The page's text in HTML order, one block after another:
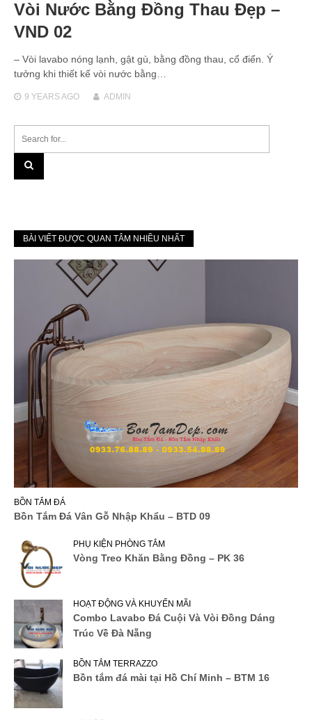
Vòi Nước Bằng Đồng Thau Đẹp –
VND 02
– Vòi lavabo nóng lạnh, gật gù, bằng đồng thau, cổ điển. Ý
tưởng khi thiết kế vòi nước bằng…
9 YEARSAGO ADMIN
BÀI VIẾT ĐƯỢC QUAN TÂM NHIỀU NHẤT
BỒN TẮM ĐÁ
Bồn Tắm Đá Vân Gỗ Nhập Khẩu – BTD 09
PHỤ KIỆN PHÒNG TẮM
Vòng Treo Khăn Bằng Đồng – PK 36
HOẠT ĐỘNG VÀ KHUYẾN MÃI
Combo Lavabo Đá Cuội Và Vòi Đồng Dáng
Trúc Về Đà Nẵng
BỒN TẮM TERRAZZO
Bồn tắm đá mài tại Hồ Chí Minh – BTM 16